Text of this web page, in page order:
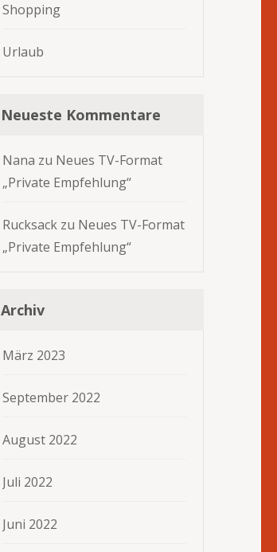
Shopping
Urlaub
Neueste Kommentare
Nana zu Neues TV-Format
„Private Empfehlung“
Rucksack zu Neues TV-Format
„Private Empfehlung“
Archiv
März 2023
September 2022
August 2022
Juli 2022
Juni 2022